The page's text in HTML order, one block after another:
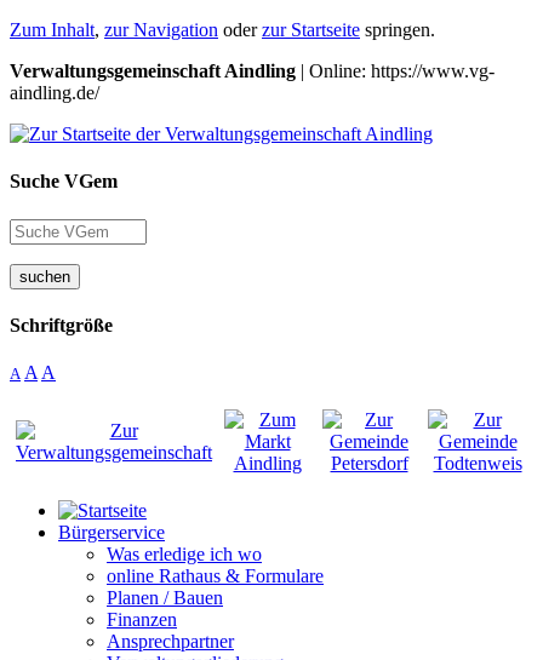
Zum Inhalt, zur Navigation oderzur Startseite springen.
Verwaltungsgemeinschaft Aindling | Online: https://www.vg-
aindling.de/
Suche VGem
suchen
Schriftgröße
A A A
Bürgerservice
Was erledige ich wo
online Rathaus & Formulare
Planen / Bauen
Finanzen
Ansprechpartner